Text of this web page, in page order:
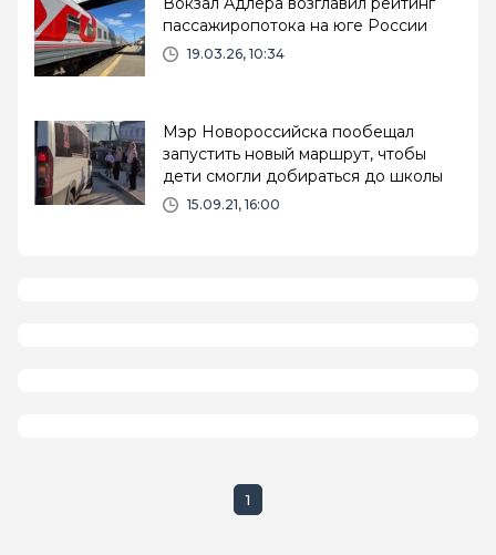
пассажиропотока на юге России
19.03.26, 10:34
Мэр Новороссийска пообещал
запустить новый маршрут, чтобы
дети смогли добираться до школы
15.09.21, 16:00
1